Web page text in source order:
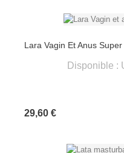
Lara Vagin Et Anus
Disponible :
29,60 €Prix